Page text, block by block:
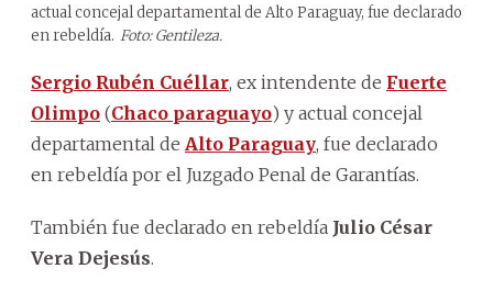
actual concejal departamental de Alto Paraguay, fue declarado
en rebeldía. Foto: Gentileza.
Sergio Rubén Cuéllar, ex intendente de Fuerte
Olimpo (Chaco paraguayo) y actual concejal
departamental de Alto Paraguay, fue declarado
en rebeldía por el Juzgado Penal de Garantías.
También fue declarado en rebeldía Julio César
Vera Dejesús.